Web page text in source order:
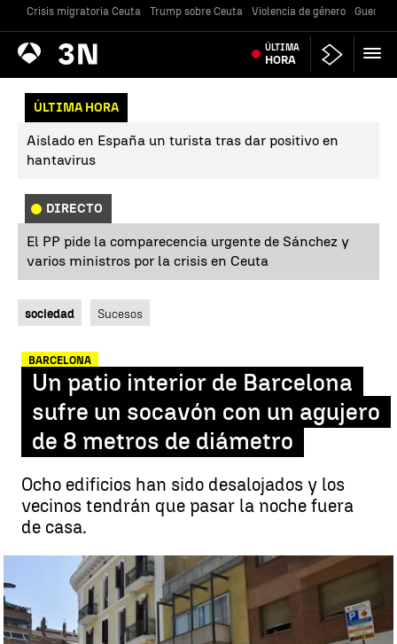
Crisis migratoria Ceuta Trump sobre Ceuta Violencia de género Guerra
Antena
3 Noticias ÚLTIMA
HORA
ÚLTIMA HORA
Aislado en España un turista tras dar positivo en
hantavirus
DIRECTO
El PP pide la comparecencia urgente de Sánchez y
varios ministros por la crisis en Ceuta
sociedad Sucesos
BARCELONA
Un patio interior de Barcelona
sufre un socavón con un agujero
de 8 metros de diámetro
Ocho edificios han sido desalojados y los
vecinos tendrán que pasar la noche fuera
de casa.